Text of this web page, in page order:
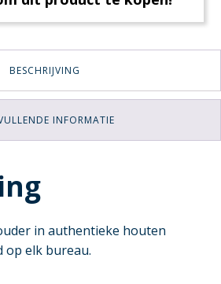
BESCHRIJVING
INFORMATIE
in authentieke houten
op elk bureau.